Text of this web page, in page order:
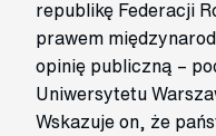
republikę Federacji
prawem
opinię publiczną –
Uniwersytetu
Wskazuje on, że